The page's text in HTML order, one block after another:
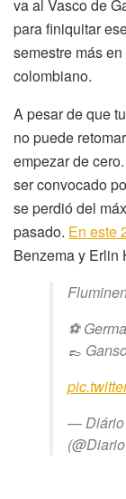
va al Vasco de
para finiquitar
semestre más
colombiano.
A pesar de que
no puede
empezar de
ser convocado
se perdió del
pasado. En este
Benzema y Erlin
⚽️
👞
— Diário